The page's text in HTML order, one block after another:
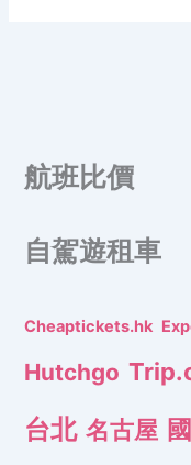
航班比價
自駕遊租車
Cheaptickets.hk
Hutchgo
台北 名古屋